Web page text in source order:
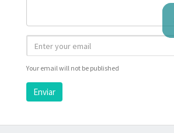
Your email will not be published
Enviar